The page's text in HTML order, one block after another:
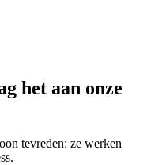
het aan onze
tevreden: ze werken